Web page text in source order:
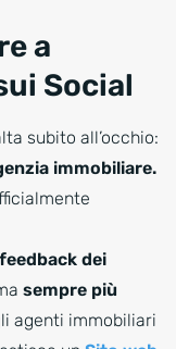
a
Social
subito all’occhio:
immobiliare.
dei
sempre più
agenti immobiliari